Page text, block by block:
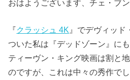
おはようございます、チェ・ブン
『クラッシュ 4K 』でデヴィッド
ついた私は『デッドゾーン』に
ティーヴン・キング映画は割と
のですが、これは中々の秀作で